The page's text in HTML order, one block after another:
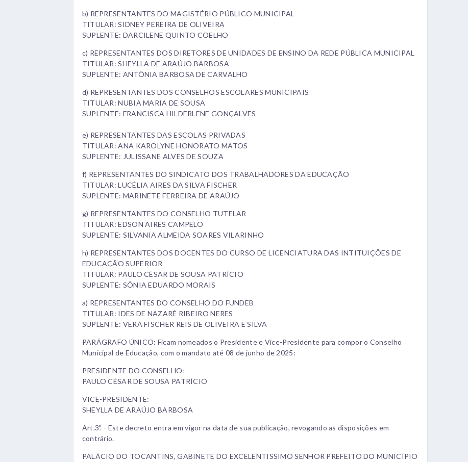
b) REPRESENTANTES DO MAGISTÉRIO PÚBLICO MUNICIPAL
TITULAR: SIDNEY PEREIRA DE OLIVEIRA
SUPLENTE: DARCILENE QUINTO COELHO
c) REPRESENTANTES DOS DIRETORES DE UNIDADES DE ENSINO DA REDE PÚBLICA MUNICIPAL
TITULAR: SHEYLLA DE ARAÚJO BARBOSA
SUPLENTE: ANTÔNIA BARBOSA DE CARVALHO
d) REPRESENTANTES DOS CONSELHOS ESCOLARES MUNICIPAIS
TITULAR: NUBIA MARIA DE SOUSA
SUPLENTE: FRANCISCA HILDERLENE GONÇALVES
e) REPRESENTANTES DAS ESCOLAS PRIVADAS
TITULAR: ANA KAROLYNE HONORATO MATOS
SUPLENTE: JULISSANE ALVES DE SOUZA
f) REPRESENTANTES DO SINDICATO DOS TRABALHADORES DA EDUCAÇÃO
TITULAR: LUCÉLIA AIRES DA SILVA FISCHER
SUPLENTE: MARINETE FERREIRA DE ARAÚJO
g) REPRESENTANTES DO CONSELHO TUTELAR
TITULAR: EDSON AIRES CAMPELO
SUPLENTE: SILVANIA ALMEIDA SOARES VILARINHO
h) REPRESENTANTES DOS DOCENTES DO CURSO DE LICENCIATURA DAS INTITUIÇÕES DE
EDUCAÇÃO SUPERIOR
TITULAR: PAULO CÉSAR DE SOUSA PATRÍCIO
SUPLENTE: SÔNIA EDUARDO MORAIS
a) REPRESENTANTES DO CONSELHO DO FUNDEB
TITULAR: IDES DE NAZARÉ RIBEIRO NERES
SUPLENTE: VERA FISCHER REIS DE OLIVEIRA E SILVA
PARÁGRAFO ÚNICO: Ficam nomeados o Presidente e Vice-Presidente para compor o Conselho
Municipal de Educação, com o mandato até 08 de junho de 2025:
PRESIDENTE DO CONSELHO:
PAULO CÉSAR DE SOUSA PATRÍCIO
VICE-PRESIDENTE:
SHEYLLA DE ARAÚJO BARBOSA
Art.3º. - Este decreto entra em vigor na data de sua publicação, revogando as disposições em
contrário.
PALÁCIO DO TOCANTINS, GABINETE DO EXCELENTISSIMO SENHOR PREFEITO DO MUNICÍPIO